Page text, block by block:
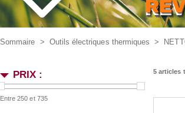
Sommaire > Outils électriques thermiques >
PRIX :
Entre 250 et 735
5 articles